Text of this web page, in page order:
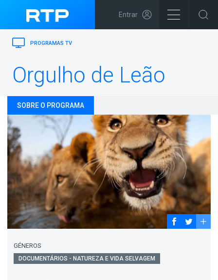
Entrar
PROGRAMAS TV
Orgulho de Leão
SOBRE O PROGRAMA
GÉNEROS
DOCUMENTÁRIOS - NATUREZA E VIDA SELVAGEM